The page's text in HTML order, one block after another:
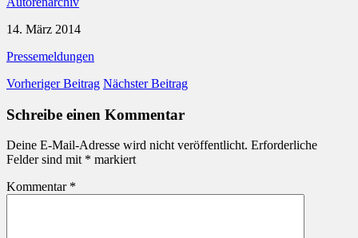
14. März 2014
Pressemeldungen
Vorheriger Beitrag Nächster Beitrag
Schreibe einen Kommentar
Deine E-Mail-Adresse wird nicht veröffentlicht. Erforderliche
Felder sind mit * markiert
Kommentar *